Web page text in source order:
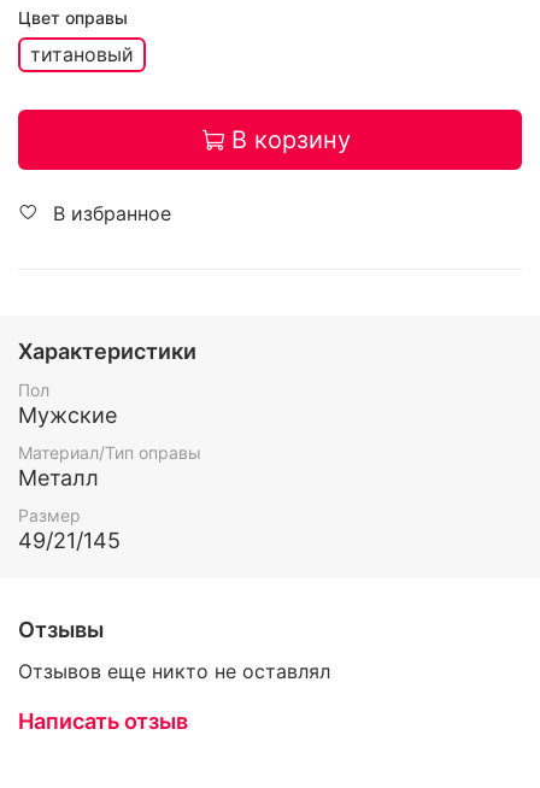
Цвет оправы
титановый
В корзину
В избранное
Характеристики
Пол
Мужские
Материал/Тип оправы
Металл
Размер
49/21/145
Отзывы
Отзывов еще никто не оставлял
Написать отзыв